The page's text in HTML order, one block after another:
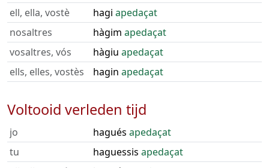
ell, ella, vostè
hagi apedaçat
nosaltres
hàgim apedaçat
vosaltres, vós
hàgiu apedaçat
ells, elles, vostès
hagin apedaçat
Voltooid verleden tijd
jo hagués apedaçat
tu
haguessis apedaçat